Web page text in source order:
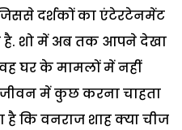
जिससे दर्शकों का एंटेरटेनमेंट
है. शो में अब तक आपने देखा
घर के मामलों में नहीं
में कुछ करना चाहता
है कि वनराज शाह क्या चीज